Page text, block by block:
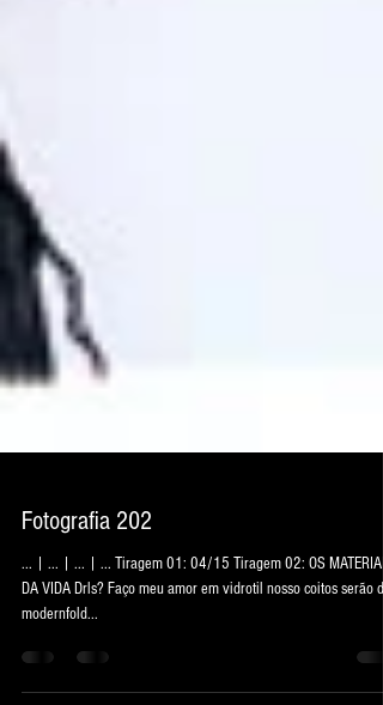
Fotografia 202
... | ... | ... | ... Tiragem 01: 04/15 Tiragem 02: OS MATERIAIS
modernfold...